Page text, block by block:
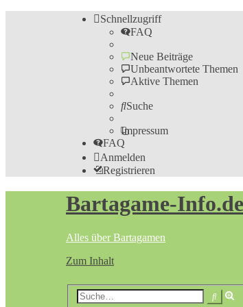
Schnellzugriff
FAQ
Neue Beiträge
Unbeantwortete Themen
Aktive Themen
Suche
Impressum
FAQ
Anmelden
Registrieren
Bartagame-Info.de
Alles über Bartagamen
Zum Inhalt
Suche